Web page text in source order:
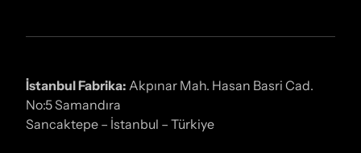
İstanbul Fabrika: Akpınar Mah. Hasan Basri Cad.
No:5 Samandıra
Sancaktepe – İstanbul – Türkiye